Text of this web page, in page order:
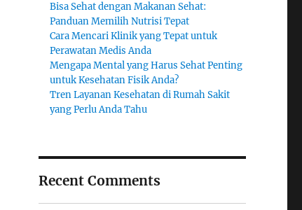
Bisa Sehat dengan Makanan Sehat:
Panduan Memilih Nutrisi Tepat
Cara Mencari Klinik yang Tepat untuk
Perawatan Medis Anda
Mengapa Mental yang Harus Sehat Penting
untuk Kesehatan Fisik Anda?
Tren Layanan Kesehatan di Rumah Sakit
yang Perlu Anda Tahu
Recent Comments